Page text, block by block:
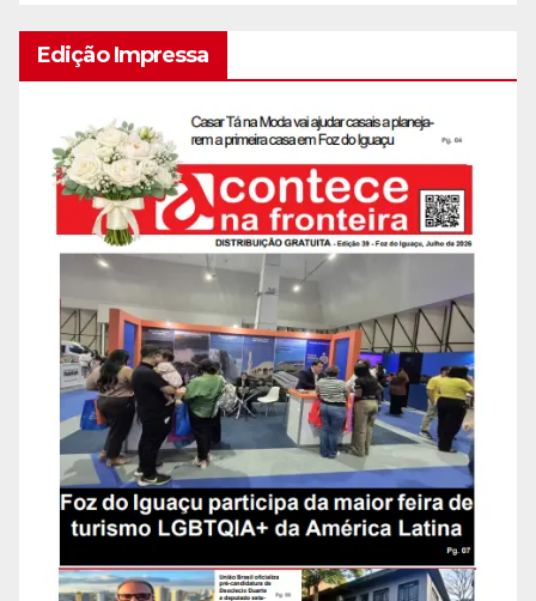
Edição Impressa